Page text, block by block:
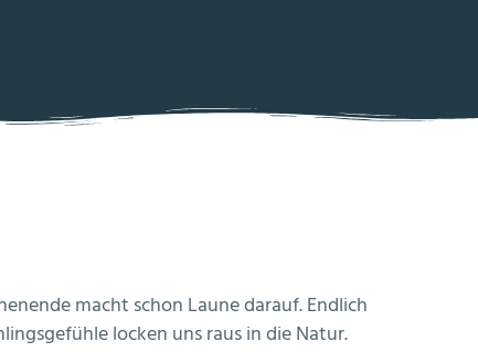
macht schon Laune darauf. Endlich
locken uns raus in die Natur.